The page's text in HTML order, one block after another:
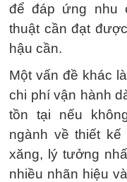
để đáp ứng nhu
thuật cần đạt
hậu cần.
Một vấn đề khác
chi phí vận hành
tồn tại nếu
ngành về thiết
xăng, lý tưởng
nhiều nhãn hiệu